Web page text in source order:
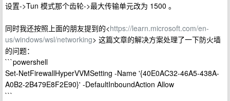
设置->Tun 模式那个齿轮->最大传输单元改为 1500 。
同时我还按照上面的朋友提到的<https://learn.microsoft.com/en-
us/windows/wsl/networking> 这篇文章的解决方案处理了一下防火墙
的问题：
```powershell
Set-NetFirewallHyperVVMSetting -Name '{40E0AC32-46A5-438A-
A0B2-2B479E8F2E90}' -DefaultInboundAction Allow
```